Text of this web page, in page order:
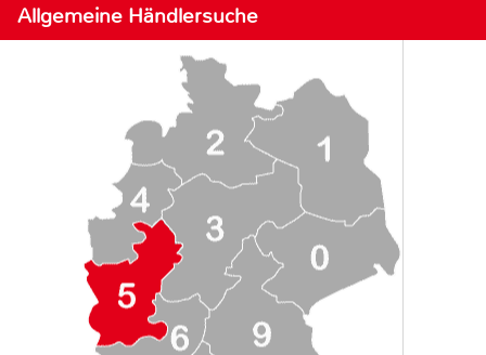
Allgemeine Händlersuche